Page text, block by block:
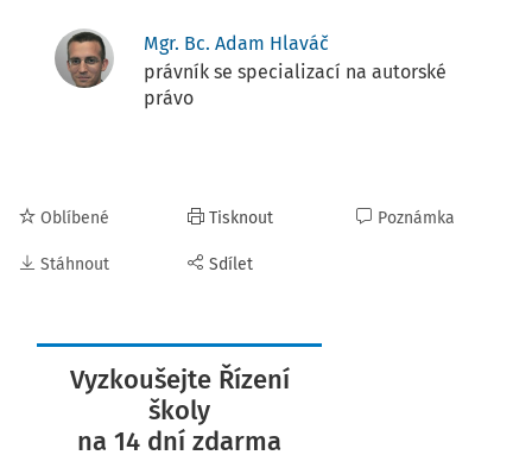
Mgr. Bc. Adam Hlaváč
právník se specializací na autorské
právo
Oblíbené
Stáhnout
Tisknout
Sdílet
Poznámka
Vyzkoušejte Řízení
školy
na 14 dní zdarma